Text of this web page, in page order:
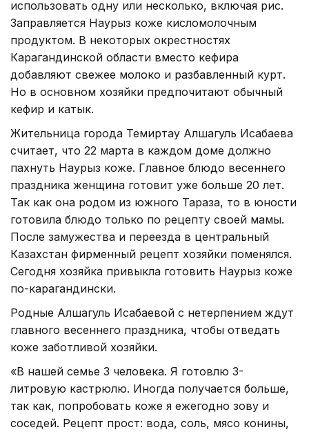
использовать одну или несколько, включая рис.
Заправляется Наурыз коже кисломолочным
продуктом. В некоторых окрестностях
Карагандинской области вместо кефира
добавляют свежее молоко и разбавленный курт.
Но в основном хозяйки предпочитают обычный
кефир и катык.
Жительница города Темиртау Алшагуль Исабаева
считает, что 22 марта в каждом доме должно
пахнуть Наурыз коже. Главное блюдо весеннего
праздника женщина готовит уже больше 20 лет.
Так как она родом из южного Тараза, то в юности
готовила блюдо только по рецепту своей мамы.
После замужества и переезда в центральный
Казахстан фирменный рецепт хозяйки поменялся.
Сегодня хозяйка привыкла готовить Наурыз коже
по-карагандински.
Родные Алшагуль Исабаевой с нетерпением ждут
главного весеннего праздника, чтобы отведать
коже заботливой хозяйки.
«В нашей семье 3 человека. Я готовлю 3-
литровую кастрюлю. Иногда получается больше,
так как, попробовать коже я ежегодно зову и
соседей. Рецепт прост: вода, соль, мясо конины,